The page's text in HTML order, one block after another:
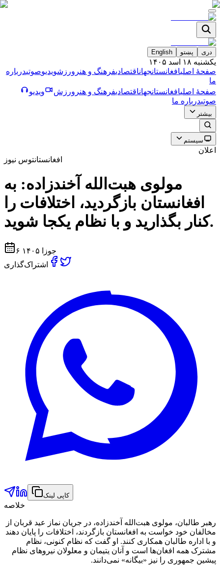
دری پښتو English
یکشنبه ۱۸ اسد ۱۴۰۵
صفحۀ اصلیافغانستانجهاناقتصادیفرهنگ و هنر ورزشویدیوصوتیدرباره
ما
صفحۀ اصلیافغانستانجهاناقتصادیفرهنگ و هنر ورزش
ویدیو
صوتیدرباره ما
بیشتر
سیستم
اعلان
افغانستانتوس نیوز
مولوی هبت‌الله آخندزاده: به
افغانستان بازگردید، اختلافات را
کنار بگذارید و با نظام یکجا شوید.
۶ جوزا ۱۴۰۵
اشتراک‌گذاری
کاپی لینک
خلاصه
رهبر طالبان، مولوی هبت‌الله آخندزاده، در جریان نماز عید قربان از
مخالفان خود خواست به افغانستان بازگردند، اختلافات را پایان دهند
و با اداره طالبان همکاری کنند. او گفت که نظام کنونی، نظام
مشترک همه افغان‌ها است و آنان یتیمان و معلولان نیروهای نظام
پیشین جمهوری را نیز «بیگانه» نمی‌دانند.